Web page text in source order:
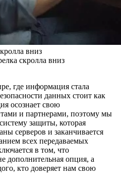
где информация стала
данных стоит как
осознает свою
и партнерами, поэтому мы
защиты, которая
серверов и заканчивается
всех передаваемых
в том, что
дополнительная опция, а
кто доверяет нам свою